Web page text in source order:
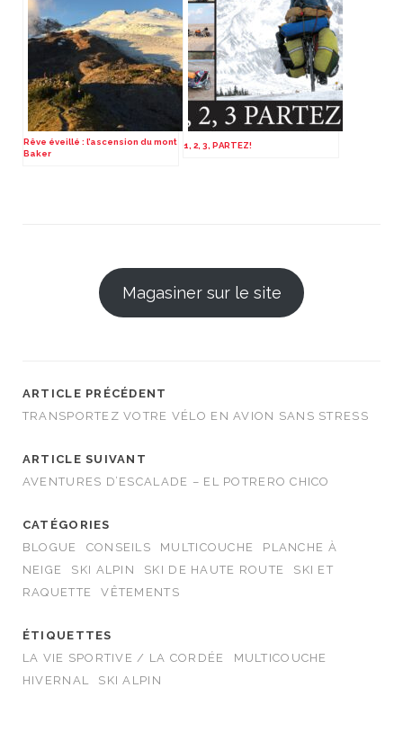
Rêve éveillé : l’ascension du mont
Baker
1, 2, 3, PARTEZ!
Magasiner sur le site
ARTICLE PRÉCÉDENT
TRANSPORTEZ VOTRE VÉLO EN AVION SANS STRESS
ARTICLE SUIVANT
AVENTURES D’ESCALADE – EL POTRERO CHICO
CATÉGORIES
BLOGUE
CONSEILS MULTICOUCHE
PLANCHE À
NEIGE
SKI ALPIN SKI DE HAUTE ROUTE
SKI ET
RAQUETTE
VÊTEMENTS
ÉTIQUETTES
LA VIE SPORTIVE / LA CORDÉE
MULTICOUCHE
HIVERNAL
SKI ALPIN